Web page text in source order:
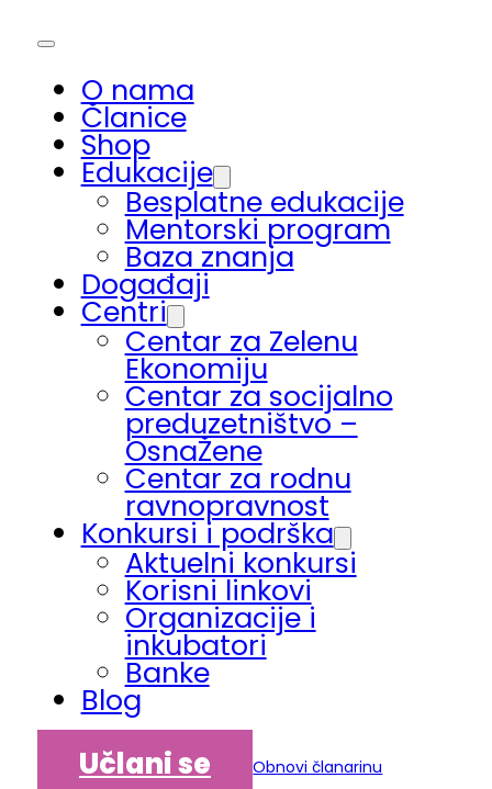
O nama
Članice
Shop
Edukacije
Besplatne edukacije
Mentorski program
Baza znanja
Događaji
Centri
Centar za Zelenu
Ekonomiju
Centar za socijalno
preduzetništvo –
OsnaŽene
Centar za rodnu
ravnopravnost
Konkursi i podrška
Aktuelni konkursi
Korisni linkovi
Organizacije i
inkubatori
Banke
Blog
Učlani se
Obnovi članarinu